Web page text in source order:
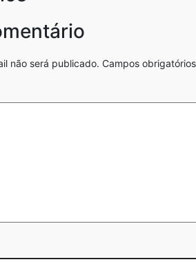
não será publicado. Campos